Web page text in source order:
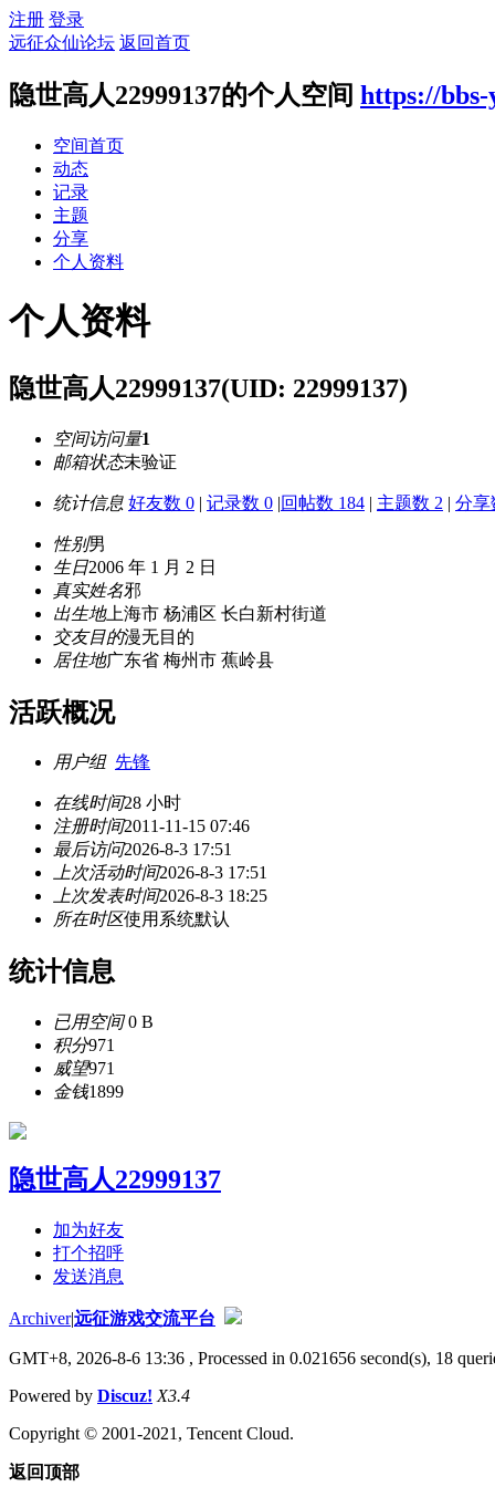
注册 登录
远征众仙论坛 返回首页
隐世高人22999137的个人空间 https://bbs-
空间首页
动态
记录
主题
分享
个人资料
个人资料
隐世高人22999137(UID: 22999137)
空间访问量1
邮箱状态未验证
统计信息 好友数 0 | 记录数 0 |回帖数 184 | 主题数 2 | 分享
性别男
生日2006 年 1 月 2 日
真实姓名邪
出生地上海市 杨浦区 长白新村街道
交友目的漫无目的
居住地广东省 梅州市 蕉岭县
活跃概况
用户组 先锋
在线时间28 小时
注册时间2011-11-15 07:46
最后访问2026-8-3 17:51
上次活动时间2026-8-3 17:51
上次发表时间2026-8-3 18:25
所在时区使用系统默认
统计信息
已用空间0 B
积分971
威望971
金钱1899
隐世高人22999137
加为好友
打个招呼
发送消息
Archiver|远征游戏交流平台
GMT+8, 2026-8-6 13:36 , Processed in 0.021656 second(s), 18
Powered by Discuz! X3.4
Copyright © 2001-2021, Tencent Cloud.
返回顶部